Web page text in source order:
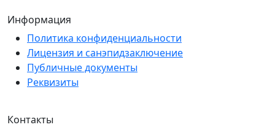
Информация
Политика конфиденциальности
Лицензия и санэпидзаключение
Публичные документы
Реквизиты
Контакты